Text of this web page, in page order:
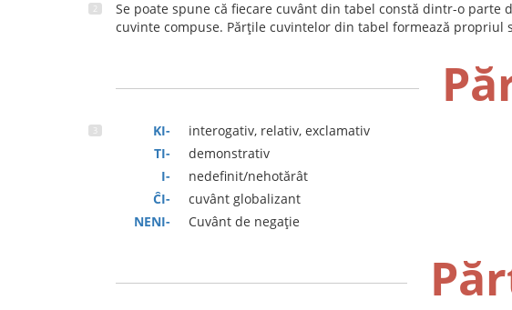
Se poate spune că fiecare cuvânt din tabel constă dintr-o
cuvinte compuse. Părțile cuvintelor din tabel formează
KI-
interogativ, relativ, exclamativ
TI-
demonstrativ
I-
nedefinit/nehotărât
ĈI-
cuvânt globalizant
NENI-
Cuvânt de negație